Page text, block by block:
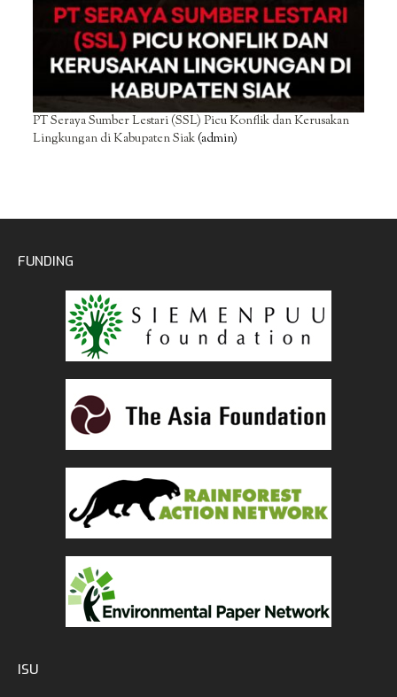
PT Seraya Sumber Lestari (SSL) Picu Konflik dan Kerusakan
Lingkungan di Kabupaten Siak(admin)
FUNDING
ISU